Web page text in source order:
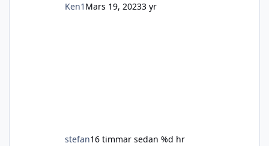
Ken1 Mars 19, 20233 yr
stefan16 timmar sedan %d hr